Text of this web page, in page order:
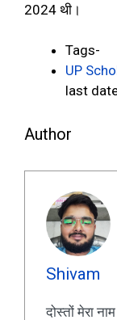
2024 थी।
Tags-
UP
last
Author
Shivam
दोस्तों मेरा